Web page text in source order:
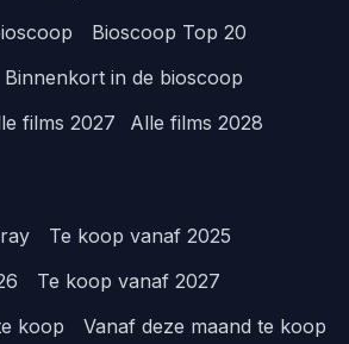
Bioscoop Top 20
Binnenkort in de bioscoop
films 2027 Alle films 2028
Te koop vanaf 2025
Te koop vanaf 2027
koop
Vanaf deze maand te koop